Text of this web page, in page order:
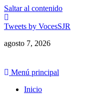
Saltar al contenido
Tweets by VocesSJR
agosto 7, 2026
Menú principal
Inicio